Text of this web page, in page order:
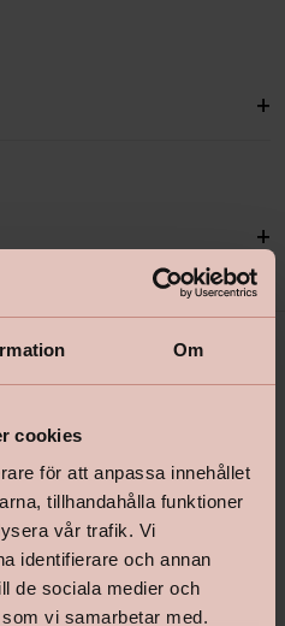
Om
cookies
för att anpassa innehållet
tillhandahålla funktioner
vår trafik. Vi
identifierare och annan
de sociala medier och
vi samarbetar med.
+
+